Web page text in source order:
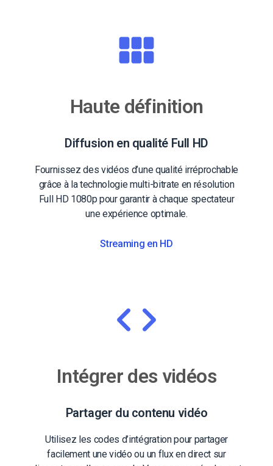
Haute définition
Diffusion en qualité Full HD
Fournissez des vidéos d’une qualité irréprochable
grâce à la technologie multi-bitrate en résolution
Full HD 1080p pour garantir à chaque spectateur
une expérience optimale.
Streaming en HD
Intégrer des vidéos
Partager du contenu vidéo
Utilisez les codes d’intégration pour partager
facilement une vidéo ou un flux en direct sur